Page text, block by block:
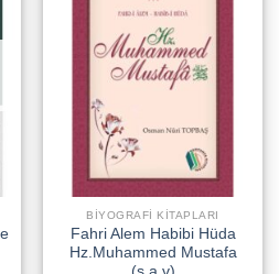
BIYOGRAFI KITAPLARI
Fahri Alem Habibi Hüda
Hz.Muhammed Mustafa